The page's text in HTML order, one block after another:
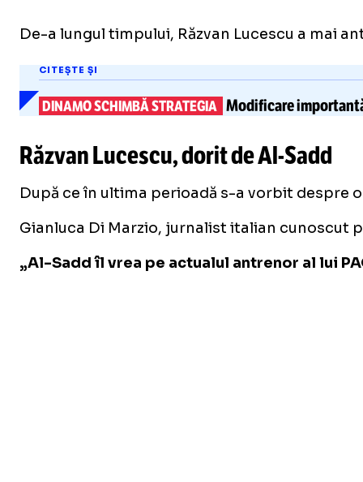
De-a lungul timpului, Răzvan Lucescu a mai
CITEȘTE ȘI
DINAMO SCHIMBĂ STRATEGIA Modificare
Răzvan Lucescu, dorit deAl-Sadd
După ce în ultima perioadă s-a vorbit despre
Gianluca Di Marzio, jurnalist italian cunoscut
„Al-Sadd îl vrea pe actualul antrenor al lui